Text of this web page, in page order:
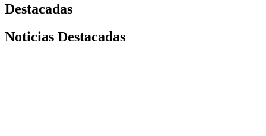
Destacadas
Noticias Destacadas